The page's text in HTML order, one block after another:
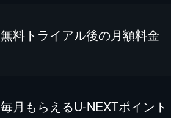
無料トライアル後の⽉額料金
毎⽉もらえるU-NEXTポイント